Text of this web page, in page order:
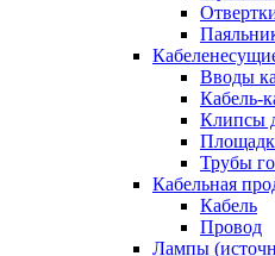
Вводы
Кабель-
Клипсы
Трубы
Кабельная
Кабель
Провод
Лампы